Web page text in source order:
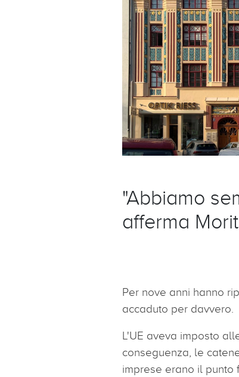
"Abbiamo
afferma
Per nove anni hanno
accaduto per davvero.
L'UE aveva imposto
conseguenza, le
imprese erano il punto